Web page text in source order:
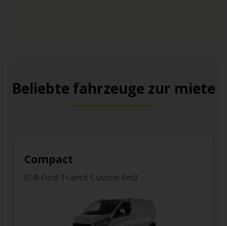
Beliebte fahrzeuge zur miete
Compact
(C4) Ford Transit Custom 6m3